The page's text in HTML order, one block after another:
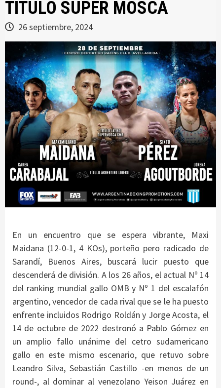
TÍTULO SUPER MOSCA
26 septiembre, 2024
En un encuentro que se espera vibrante, Maxi
Maidana (12-0-1, 4 KOs), porteño pero radicado de
Sarandí, Buenos Aires, buscará lucir puesto que
descenderá de división. A los 26 años, el actual Nº 14
del ranking mundial gallo OMB y Nº 1 del escalafón
argentino, vencedor de cada rival que se le ha puesto
enfrente incluidos Rodrigo Roldán y Jorge Acosta, el
14 de octubre de 2022 destronó a Pablo Gómez en
un amplio fallo unánime del cetro sudamericano
gallo en este mismo escenario, que retuvo sobre
Leandro Silva, Sebastián Castillo -en menos de un
round-, al dominar al venezolano Yeison Juárez en